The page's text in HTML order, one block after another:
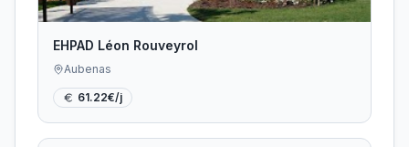
EHPAD Léon Rouveyrol
Aubenas
61.22€/j